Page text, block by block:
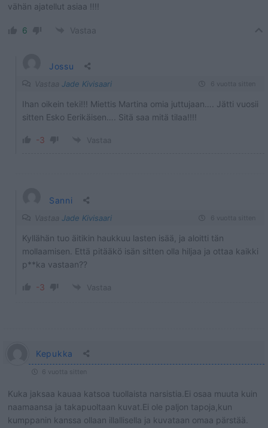
vähän ajatellut asiaa !!!!
6 Vastaa
Jossu
Vastaa Jade Kivisaari
Ihan oikein teki!!! Miettis Martina omia juttujaan…. Jätti vuosii
sitten Esko Eerikäisen…. Sitä saa mitä tilaa!!!!
-3 Vastaa
Sanni
Vastaa Jade Kivisaari
Kyllähän tuo äitikin haukkuu lasten isää, ja aloitti tän
mollaamisen. Että pitääkö isän sitten olla hiljaa ja ottaa kaikki
p**ka vastaan??
-3 Vastaa
Kepukka
6 vuotta sitten
Kuka jaksaa kauaa katsoa tuollaista narsistia.Ei osaa muuta kuin
naamaansa ja takapuoltaan kuvat.Ei ole paljon tapoja,kun
kumppanin kanssa ollaan illallisella ja kuvataan omaa pärstää.